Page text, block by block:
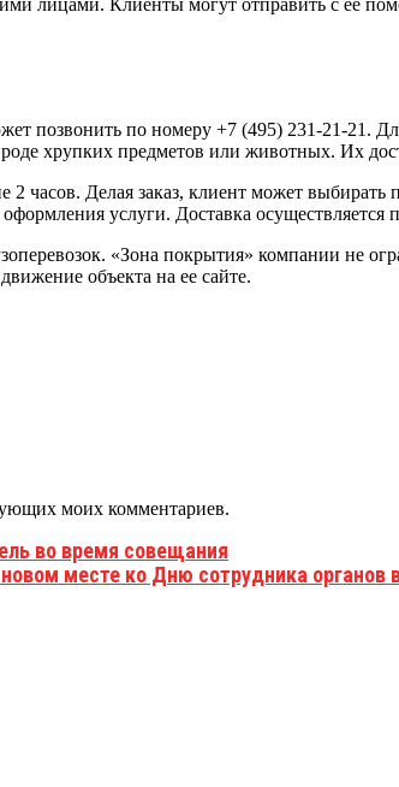
позвонить по номеру +7 (495) 231-21-21.
хрупких предметов или животных. Их
часов. Делая заказ, клиент может
оформления услуги. Доставка
«Зона покрытия» компании не
объекта на ее сайте.
моих комментариев.
во время совещания
месте ко Дню сотрудника органов